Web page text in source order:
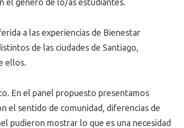
a las experiencias de Bienestar
de las ciudades de Santiago,
ellos.
En el panel propuesto presentamos
el sentido de comunidad, diferencias de
pudieron mostrar lo que es una necesidad